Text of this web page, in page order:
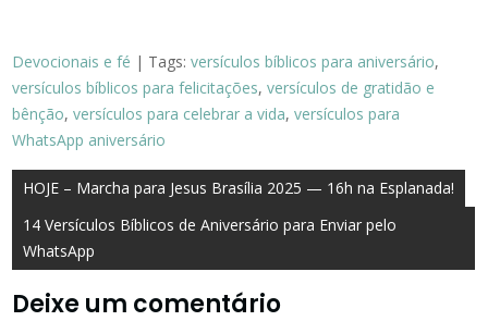
Devocionais e fé | Tags:versículos bíblicos para aniversário,
versículos bíblicos para felicitações,versículos de gratidão e
bênção,versículos para celebrar a vida,versículos para
WhatsApp aniversário
Navegação
de
Post
HOJE – Marcha para Jesus Brasília 2025 — 16h na Esplanada!
14 Versículos Bíblicos de Aniversário para Enviar pelo
WhatsApp
Deixe um comentário